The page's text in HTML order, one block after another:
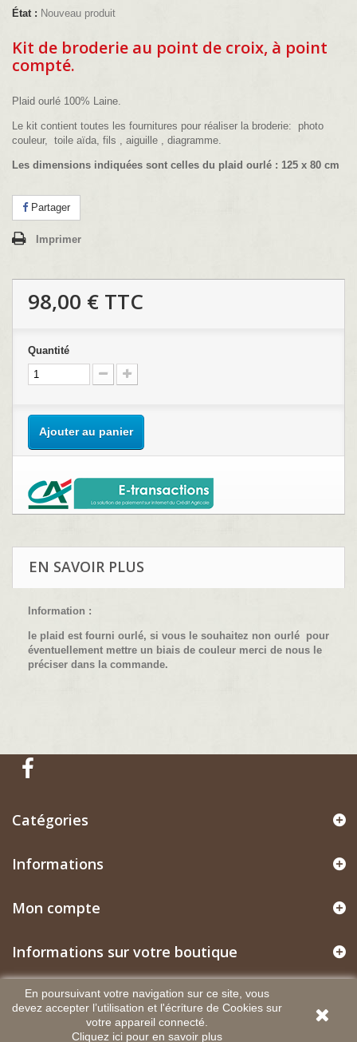
État : Nouveau produit
Kit de broderie au point de croix, à point
compté.
Plaid ourlé 100% Laine.
Le kit contient toutes les fournitures pour réaliser la broderie: photo
couleur, toile aïda, fils , aiguille , diagramme.
Les dimensions indiquées sont celles du plaid ourlé : 125 x 80 cm
Partager
Imprimer
98,00 € TTC
Quantité
Ajouter au panier
EN SAVOIR PLUS
Information :
le plaid est fourni ourlé, si vous le souhaitez non ourlé pour
éventuellement mettre un biais de couleur merci de nous le
préciser dans la commande.
Catégories
Informations
Mon compte
Informations sur votre boutique
En poursuivant votre navigation sur ce site, vous
devez accepter l’utilisation et l'écriture de Cookies sur
votre appareil connecté.
Cliquez ici pour en savoir plus